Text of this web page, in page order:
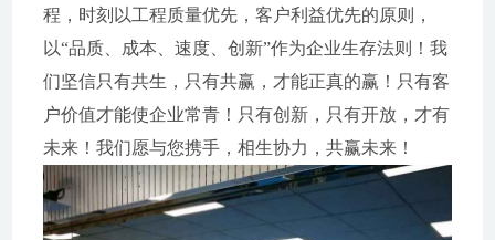
程，时刻以工程质量优先，客户利益优先的原则，
以“品质、成本、速度、创新”作为企业生存法则！我
们坚信只有共生，只有共赢，才能正真的赢！只有客
户价值才能使企业常青！只有创新，只有开放，才有
未来！我们愿与您携手，相生协力，共赢未来！